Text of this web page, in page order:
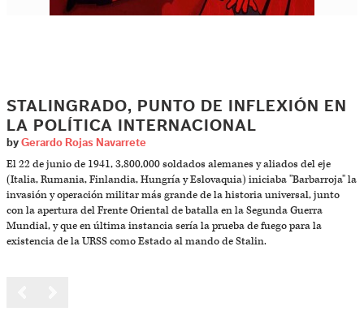
STALINGRADO, PUNTO DE INFLEXIÓN EN
LA POLÍTICA INTERNACIONAL
by Gerardo Rojas Navarrete
El 22 de junio de 1941, 3,800,000 soldados alemanes y aliados del eje
(Italia, Rumania, Finlandia, Hungría y Eslovaquia) iniciaba "Barbarroja" la
invasión y operación militar más grande de la historia universal, junto
con la apertura del Frente Oriental de batalla en la Segunda Guerra
Mundial, y que en última instancia sería la prueba de fuego para la
existencia de la URSS como Estado al mando de Stalin.